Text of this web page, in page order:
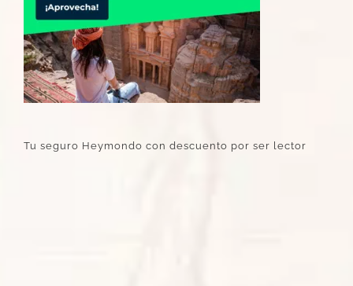
Tu seguro Heymondo con descuento por ser lector